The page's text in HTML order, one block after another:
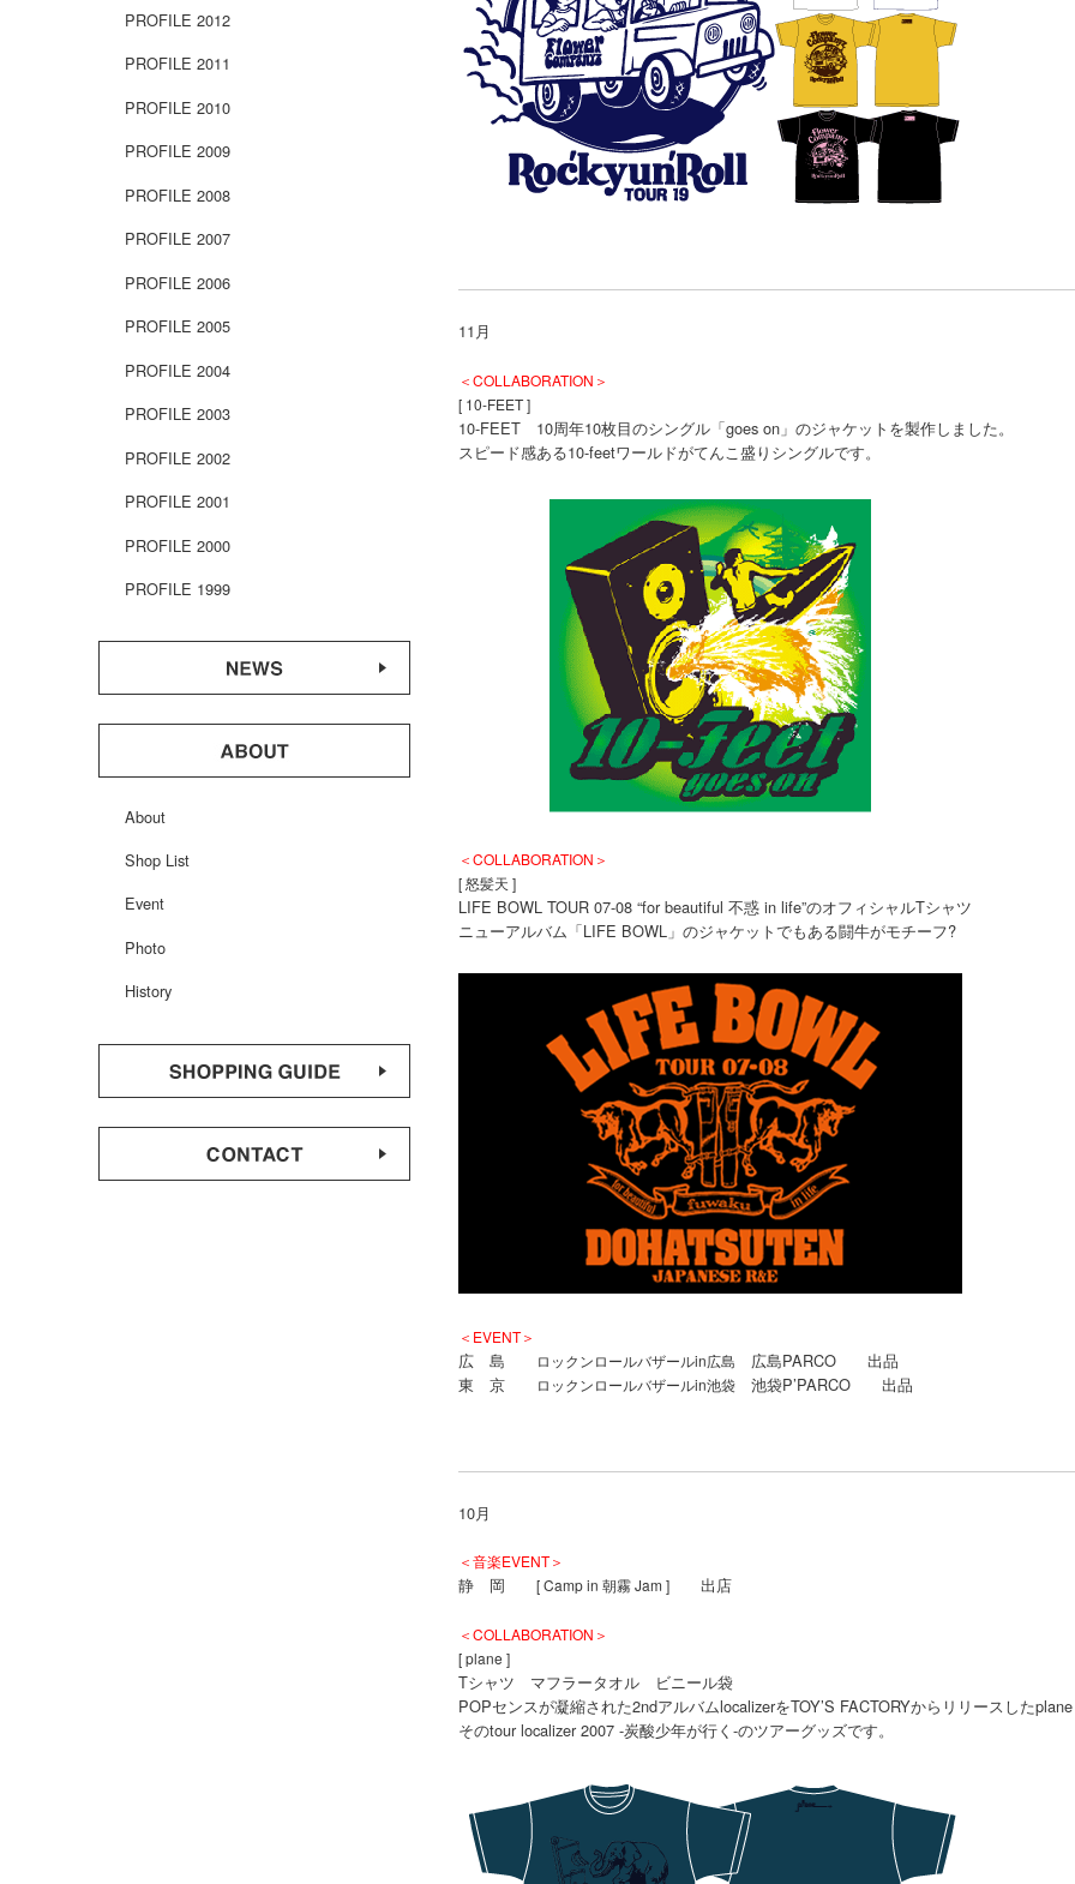
11月
＜COLLABORATION＞
[ 10-FEET ]
10-FEET 10周年10枚目のシングル「goes on」のジャケットを製作しました。
スピード感ある10-feetワールドがてんこ盛りシングルです。
＜COLLABORATION＞
[ 怒髪天 ]
LIFE BOWL TOUR 07-08 “for beautiful 不惑 in life”のオフィシャルTシャツ
ニューアルバム「LIFE BOWL」のジャケットでもある闘牛がモチーフ?
＜EVENT＞
広 島 ロックンロールバザールin広島
広島PARCO 出品
東 京
ロックンロールバザールin池袋 池袋P’PARCO 出品
10月
＜音楽EVENT＞
静 岡 [ Camp in 朝霧 Jam ] 出店
＜COLLABORATION＞
[ plane ]
Tシャツ マフラータオル ビニール袋
POPセンスが凝縮された2ndアルバムlocalizerをTOY’S FACTORYからリリースしたplane
そのtour localizer 2007 -炭酸少年が行く-のツアーグッズです。
PROFILE 2012
PROFILE 2011
PROFILE 2010
PROFILE 2009
PROFILE 2008
PROFILE 2007
PROFILE 2006
PROFILE 2005
PROFILE 2004
PROFILE 2003
PROFILE 2002
PROFILE 2001
PROFILE 2000
PROFILE 1999
About
Shop List
Event
Photo
History